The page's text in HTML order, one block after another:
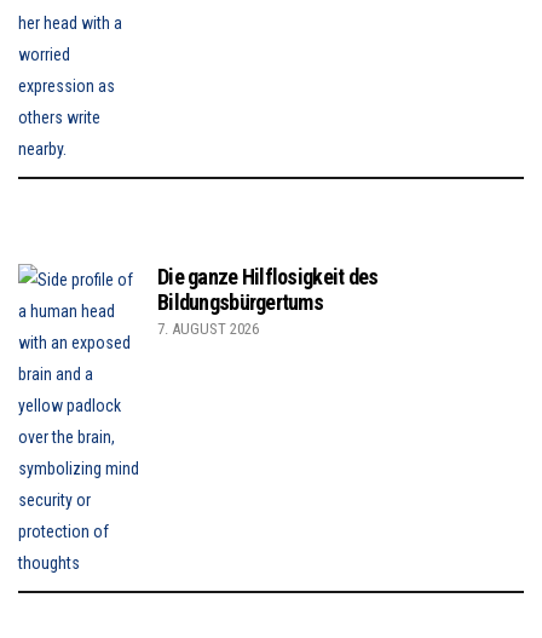
Die ganze Hilflosigkeit des
Bildungsbürgertums
7. AUGUST 2026